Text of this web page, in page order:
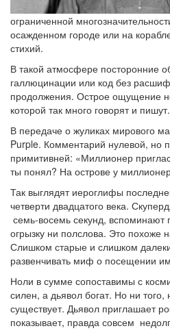
ограниченной
осажденном городе или на
стихий.
В такой атмосфере посторонние
галлюцинации или код без
продолжения. Острое ощущение
которой так много говорят и пишут.
В передаче о жуликах мирового
Purple. Комментарий нулевой, но
примитивней: «Миллионер
ты понял? На острове у
Так выглядят иероглифы
четверти двадцатого века.
семь-восемь секунд, вспоминают
огрызку ни полслова. Это похоже
Слишком старые и слишком
развенчивать миф о посещении
Ноли в сумме сопоставимы с
силен, а дьявол богат. Но ни
существует. Дьявол приглашает
показывает, правда совсем